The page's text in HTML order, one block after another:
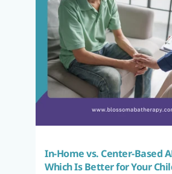
In-Home vs. Center-Based
Which Is Better for Your